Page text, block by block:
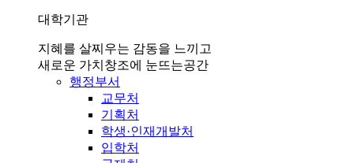
대학기관
지혜를 살찌우는 감동을 느끼고
새로운 가치창조에 눈뜨는공간
행정부서
교무처
기획처
학생·인재개발처
입학처